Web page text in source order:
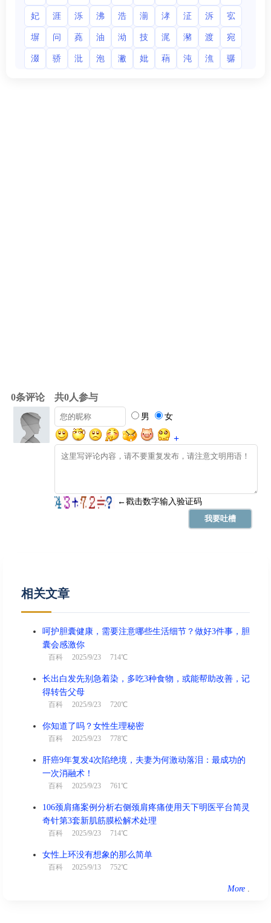
妃 涯 泺 沸 浩 湔 涍 泟 泝 宖
塀 问 蕘 油 泑 技 浘 瀦 渡 宛
涰 骄 沘 泡 潎 妣 蕱 沌 潐 骣
相关文章
呵护胆囊健康，需要注意哪些生活细节？做好3件事，胆
囊会感激你
百科 2025/9/23 714℃
长出白发先别急着染，多吃3种食物，或能帮助改善，记
得转告父母
百科 2025/9/23 720℃
你知道了吗？女性生理秘密
百科 2025/9/23 778℃
肝癌9年复发4次陷绝境，夫妻为何激动落泪：最成功的
一次消融术！
百科 2025/9/23 761℃
106颈肩痛案例分析右侧颈肩疼痛使用天下明医平台简灵
奇针第3套新肌筋膜松解术处理
百科 2025/9/23 714℃
女性上环没有想象的那么简单
百科 2025/9/13 752℃
More